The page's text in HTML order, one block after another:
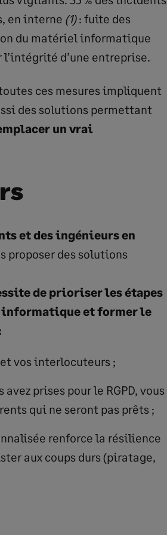
en interne (1): fuite des
du matériel informatique
d’une entreprise.
ces mesures impliquent
des solutions permettant
un vrai
et des ingénieurs en
proposer des solutions
de prioriser les étapes
informatique et former le
vos interlocuteurs ;
prises pour le RGPD, vous
qui ne seront pas prêts ;
renforce la résilience
aux coups durs (piratage,